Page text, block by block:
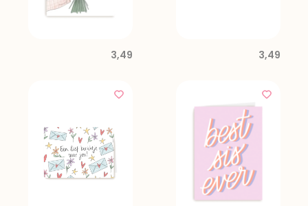
3,49 3,49